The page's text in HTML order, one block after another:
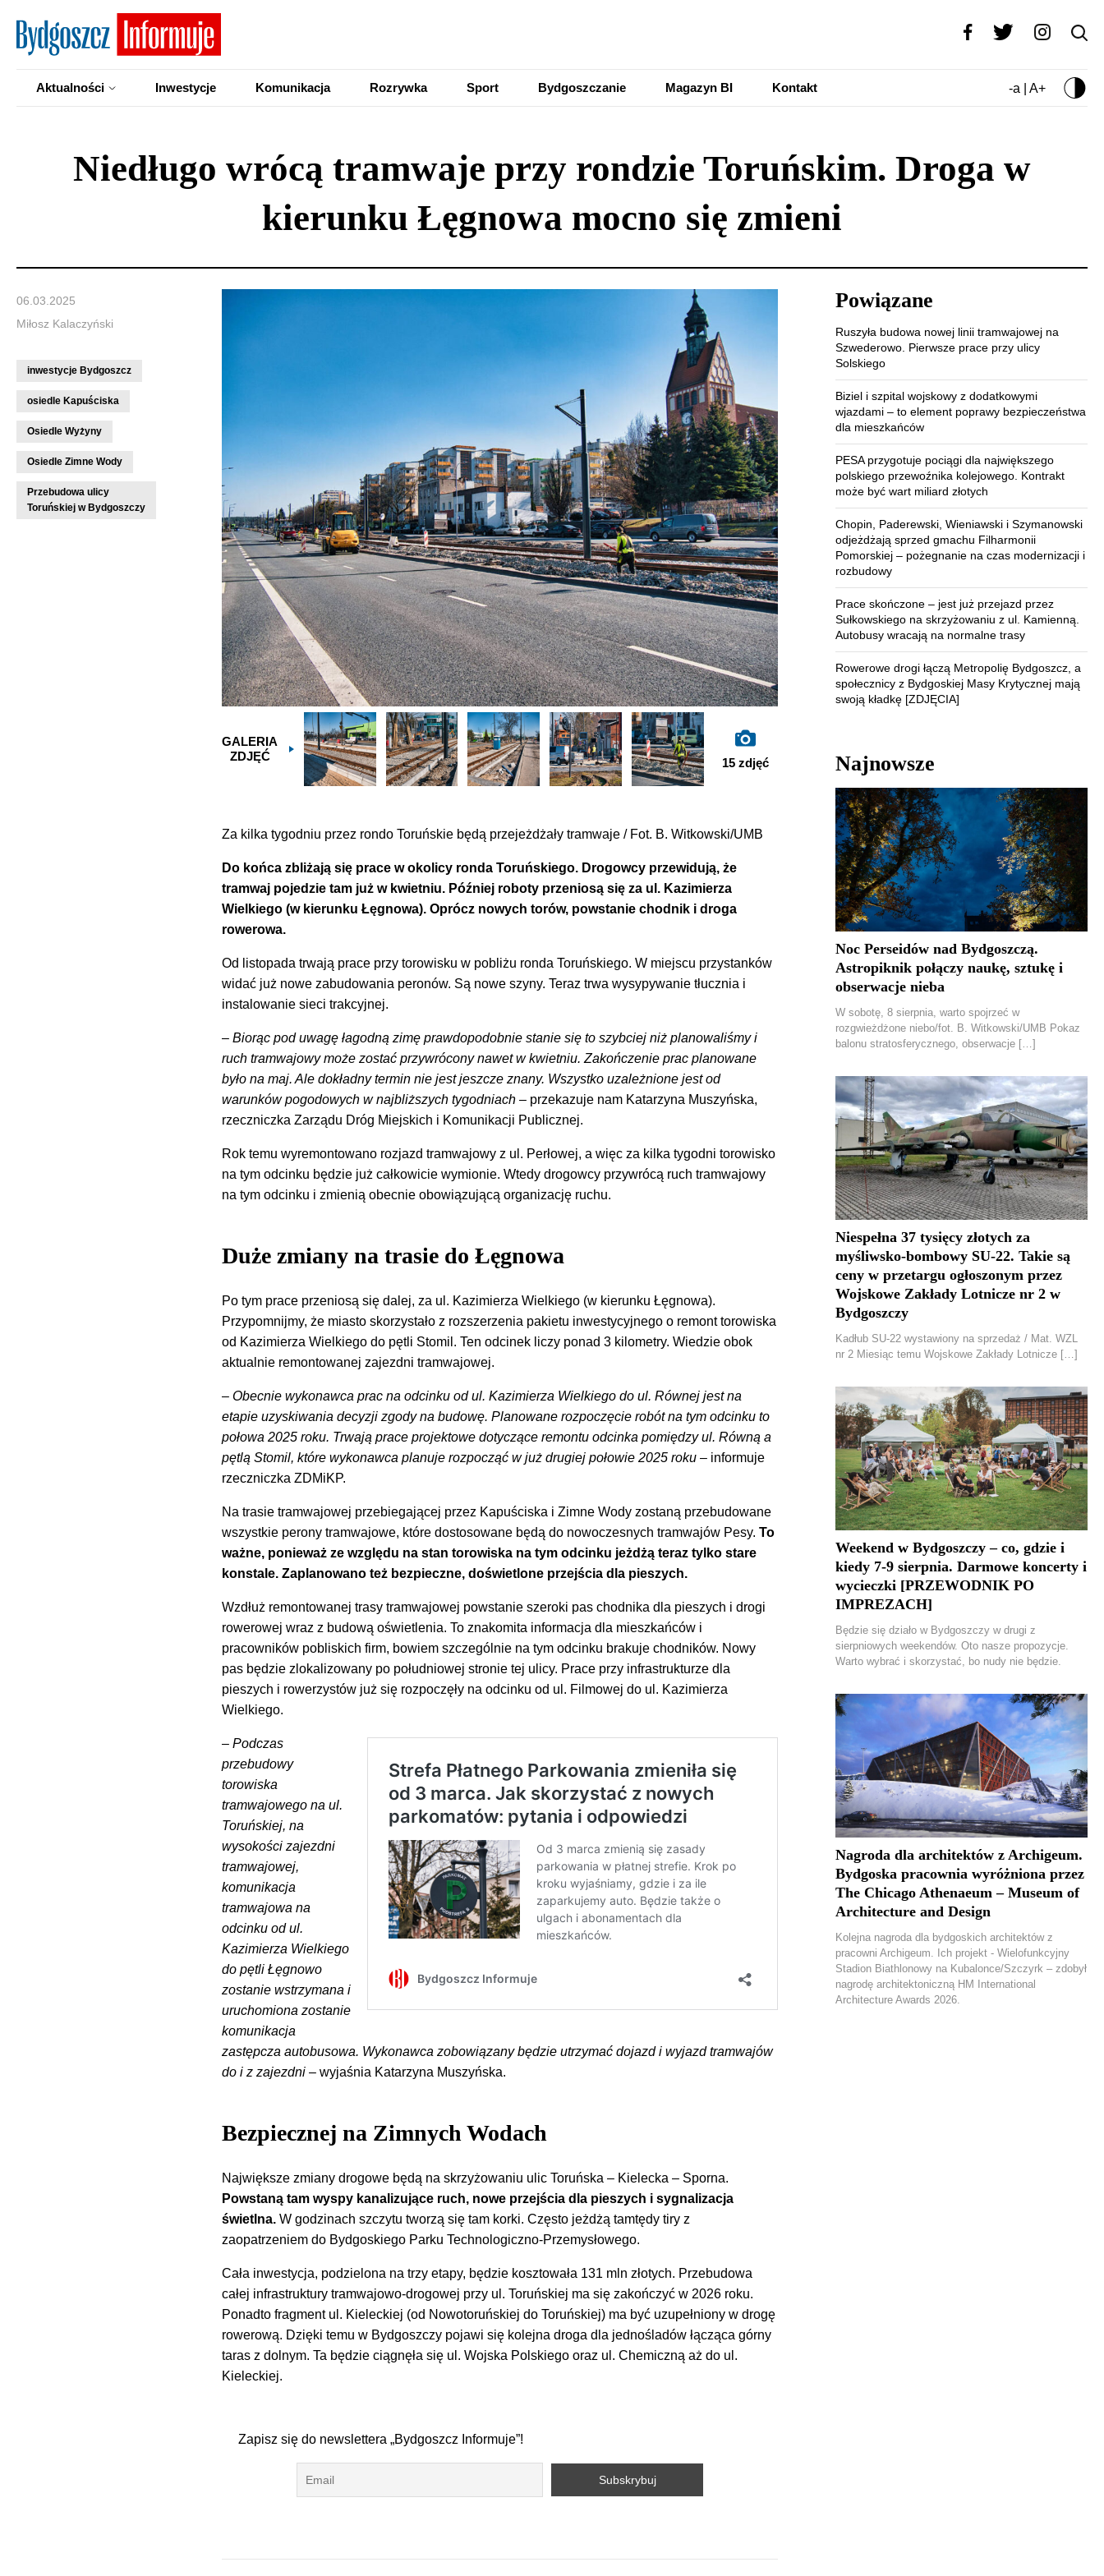
Aktualności Inwestycje Komunikacja Rozrywka Sport Bydgoszczanie Magazyn BI Kontakt -a | A+
Niedługo wrócą tramwaje przy rondzie Toruńskim. Droga w
kierunku Łęgnowa mocno się zmieni
06.03.2025
Miłosz Kalaczyński
inwestycje Bydgoszcz
osiedle Kapuściska
Osiedle Wyżyny
Osiedle Zimne Wody
Przebudowa ulicy
Toruńskiej w Bydgoszczy
GALERIA
ZDJĘĆ
15 zdjęć
Za kilka tygodniu przez rondo Toruńskie będą przejeżdżały tramwaje / Fot. B. Witkowski/UMB
Do końca zbliżają się prace w okolicy ronda Toruńskiego. Drogowcy przewidują, że
tramwaj pojedzie tam już w kwietniu. Później roboty przeniosą się za ul. Kazimierza
Wielkiego (w kierunku Łęgnowa). Oprócz nowych torów, powstanie chodnik i droga
rowerowa.
Od listopada trwają prace przy torowisku w pobliżu ronda Toruńskiego. W miejscu przystanków
widać już nowe zabudowania peronów. Są nowe szyny. Teraz trwa wysypywanie tłucznia i
instalowanie sieci trakcyjnej.
– Biorąc pod uwagę łagodną zimę prawdopodobnie stanie się to szybciej niż planowaliśmy i
ruch tramwajowy może zostać przywrócony nawet w kwietniu. Zakończenie prac planowane
było na maj. Ale dokładny termin nie jest jeszcze znany. Wszystko uzależnione jest od
warunków pogodowych w najbliższych tygodniach – przekazuje nam Katarzyna Muszyńska,
rzeczniczka Zarządu Dróg Miejskich i Komunikacji Publicznej.
Rok temu wyremontowano rozjazd tramwajowy z ul. Perłowej, a więc za kilka tygodni torowisko
na tym odcinku będzie już całkowicie wymionie. Wtedy drogowcy przywrócą ruch tramwajowy
na tym odcinku i zmienią obecnie obowiązującą organizację ruchu.
Duże zmiany na trasie do Łęgnowa
Po tym prace przeniosą się dalej, za ul. Kazimierza Wielkiego (w kierunku Łęgnowa).
Przypomnijmy, że miasto skorzystało z rozszerzenia pakietu inwestycyjnego o remont torowiska
od Kazimierza Wielkiego do pętli Stomil. Ten odcinek liczy ponad 3 kilometry. Wiedzie obok
aktualnie remontowanej zajezdni tramwajowej.
– Obecnie wykonawca prac na odcinku od ul. Kazimierza Wielkiego do ul. Równej jest na
etapie uzyskiwania decyzji zgody na budowę. Planowane rozpoczęcie robót na tym odcinku to
połowa 2025 roku. Trwają prace projektowe dotyczące remontu odcinka pomiędzy ul. Równą a
pętlą Stomil, które wykonawca planuje rozpocząć w już drugiej połowie 2025 roku – informuje
rzeczniczka ZDMiKP.
Na trasie tramwajowej przebiegającej przez Kapuściska i Zimne Wody zostaną przebudowane
wszystkie perony tramwajowe, które dostosowane będą do nowoczesnych tramwajów Pesy. To
ważne, ponieważ ze względu na stan torowiska na tym odcinku jeżdżą teraz tylko stare
konstale. Zaplanowano też bezpieczne, doświetlone przejścia dla pieszych.
Wzdłuż remontowanej trasy tramwajowej powstanie szeroki pas chodnika dla pieszych i drogi
rowerowej wraz z budową oświetlenia. To znakomita informacja dla mieszkańców i
pracowników pobliskich firm, bowiem szczególnie na tym odcinku brakuje chodników. Nowy
pas będzie zlokalizowany po południowej stronie tej ulicy. Prace przy infrastrukturze dla
pieszych i rowerzystów już się rozpoczęły na odcinku od ul. Filmowej do ul. Kazimierza
Wielkiego.
– Podczas
przebudowy
torowiska
tramwajowego na ul.
Toruńskiej, na
wysokości zajezdni
tramwajowej,
komunikacja
tramwajowa na
odcinku od ul.
Kazimierza Wielkiego
do pętli Łęgnowo
zostanie wstrzymana i
uruchomiona zostanie
komunikacja
zastępcza autobusowa. Wykonawca zobowiązany będzie utrzymać dojazd i wyjazd tramwajów
do i z zajezdni – wyjaśnia Katarzyna Muszyńska.
Bezpiecznej na Zimnych Wodach
Największe zmiany drogowe będą na skrzyżowaniu ulic Toruńska – Kielecka – Sporna.
Powstaną tam wyspy kanalizujące ruch, nowe przejścia dla pieszych i sygnalizacja
świetlna. W godzinach szczytu tworzą się tam korki. Często jeżdżą tamtędy tiry z
zaopatrzeniem do Bydgoskiego Parku Technologiczno-Przemysłowego.
Cała inwestycja, podzielona na trzy etapy, będzie kosztowała 131 mln złotych. Przebudowa
całej infrastruktury tramwajowo-drogowej przy ul. Toruńskiej ma się zakończyć w 2026 roku.
Ponadto fragment ul. Kieleckiej (od Nowotoruńskiej do Toruńskiej) ma być uzupełniony w drogę
rowerową. Dzięki temu w Bydgoszczy pojawi się kolejna droga dla jednośladów łącząca górny
taras z dolnym. Ta będzie ciągnęła się ul. Wojska Polskiego oraz ul. Chemiczną aż do ul.
Kieleckiej.
Zapisz się do newslettera „Bydgoszcz Informuje”!
Powiązane
Ruszyła budowa nowej linii tramwajowej na
Szwederowo. Pierwsze prace przy ulicy
Solskiego
Biziel i szpital wojskowy z dodatkowymi
wjazdami – to element poprawy bezpieczeństwa
dla mieszkańców
PESA przygotuje pociągi dla największego
polskiego przewoźnika kolejowego. Kontrakt
może być wart miliard złotych
Chopin, Paderewski, Wieniawski i Szymanowski
odjeżdżają sprzed gmachu Filharmonii
Pomorskiej – pożegnanie na czas modernizacji i
rozbudowy
Prace skończone – jest już przejazd przez
Sułkowskiego na skrzyżowaniu z ul. Kamienną.
Autobusy wracają na normalne trasy
Rowerowe drogi łączą Metropolię Bydgoszcz, a
społecznicy z Bydgoskiej Masy Krytycznej mają
swoją kładkę [ZDJĘCIA]
Najnowsze
Noc Perseidów nad Bydgoszczą.
Astropiknik połączy naukę, sztukę i
obserwacje nieba
W sobotę, 8 sierpnia, warto spojrzeć w
rozgwieżdżone niebo/fot. B. Witkowski/UMB Pokaz
balonu stratosferycznego, obserwacje […]
Niespełna 37 tysięcy złotych za
myśliwsko-bombowy SU-22. Takie są
ceny w przetargu ogłoszonym przez
Wojskowe Zakłady Lotnicze nr 2 w
Bydgoszczy
Kadłub SU-22 wystawiony na sprzedaż / Mat. WZL
nr 2 Miesiąc temu Wojskowe Zakłady Lotnicze […]
Weekend w Bydgoszczy – co, gdzie i
kiedy 7-9 sierpnia. Darmowe koncerty i
wycieczki [PRZEWODNIK PO
IMPREZACH]
Będzie się działo w Bydgoszczy w drugi z
sierpniowych weekendów. Oto nasze propozycje.
Warto wybrać i skorzystać, bo nudy nie będzie.
Nagroda dla architektów z Archigeum.
Bydgoska pracownia wyróżniona przez
The Chicago Athenaeum – Museum of
Architecture and Design
Kolejna nagroda dla bydgoskich architektów z
pracowni Archigeum. Ich projekt - Wielofunkcyjny
Stadion Biathlonowy na Kubalonce/Szczyrk – zdobył
nagrodę architektoniczną HM International
Architecture Awards 2026.